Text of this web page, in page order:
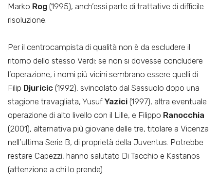
Marko Rog (1995), anch’essi parte di trattative di difficile
risoluzione.
Per il centrocampista di qualità non è da escludere il
ritorno dello stesso Verdi: se non si dovesse concludere
l’operazione, i nomi più vicini sembrano essere quelli di
Filip Djuricic (1992), svincolato dal Sassuolo dopo una
stagione travagliata, Yusuf Yazici (1997), altra eventuale
operazione di alto livello con il Lille, e Filippo Ranocchia
(2001), alternativa più giovane delle tre, titolare a Vicenza
nell’ultima Serie B, di proprietà della Juventus. Potrebbe
restare Capezzi, hanno salutato Di Tacchio e Kastanos
(attenzione a chi lo prende).